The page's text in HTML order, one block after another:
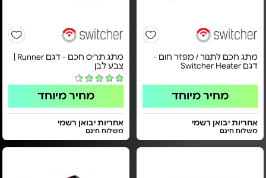
מתג חכם לתנור / מפזר חום -
דגם Switcher Heater
מחיר מיוחד
אחריות יבואן רשמי
משלוח חינם
מתג תריס חכם - דגם Runner |
צבע לבן
מחיר מיוחד
אחריות יבואן רשמי
משלוח חינם